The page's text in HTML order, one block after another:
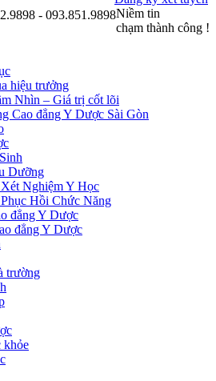
Niềm tin
chạm thành công !
- 093.851.9898
hiệu trưởng
Nhìn – Giá trị cốt lõi
Cao đẳng Y Dược Sài Gòn
Dưỡng
Nghiệm Y Học
Hồi Chức Năng
đẳng Y Dược
đẳng Y Dược
trường
khỏe